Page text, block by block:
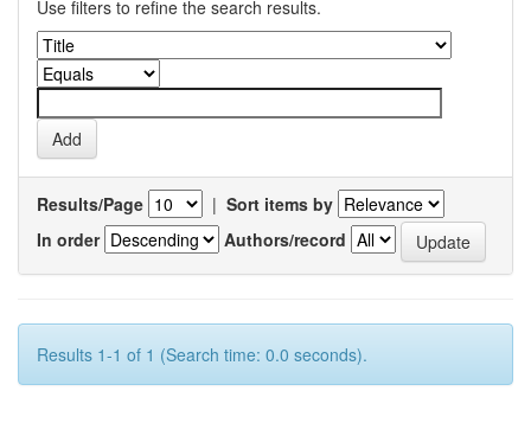
Use filters to refine the search results.
Results/Page | Sort items by
In order
Authors/record
Results 1-1 of 1 (Search time: 0.0 seconds).